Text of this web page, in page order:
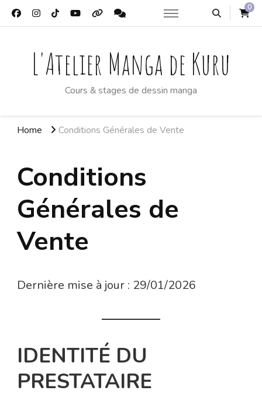
0
L'Atelier Manga de Kuru
Cours & stages de dessin manga
Home Conditions Générales de Vente
Conditions
Générales de
Vente
Dernière mise à jour : 29/01/2026
IDENTITÉ DU
PRESTATAIRE